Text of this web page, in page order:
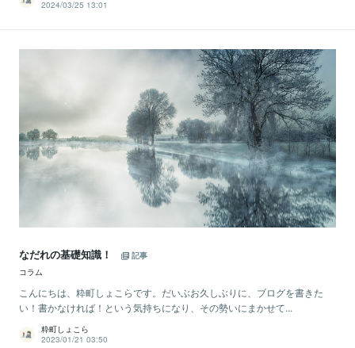
2024/03/25 13:01
なだれの基礎知識！
記事
コラム
こんにちは、粋町しょこらです。だいぶお久しぶりに、ブログを書きた
い！書かなければ！という気持ちになり、その勢いにまかせて...
粋町しょこら
2023/01/21 03:50